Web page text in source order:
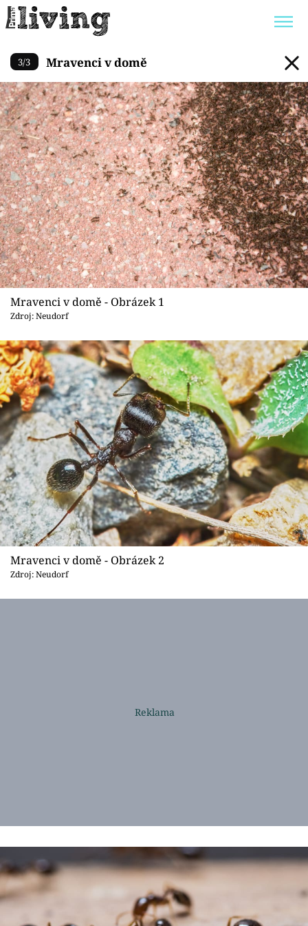
Trendy: JAK UŠETŘIT
POKOJOVÉ KVĚTINY
BYDLENÍ SLAVNÝCH
ZAHRADA
Témata
Bydlení
Zahrada
Design
Sledujte prima+
Přihlášení
Sledujte nás
Mravenci v domě
3/3 Mravenci v domě
Mravenci v domě - Obrázek 1
Zdroj: Neudorf
Mravenci v domě - Obrázek 2
Zdroj: Neudorf